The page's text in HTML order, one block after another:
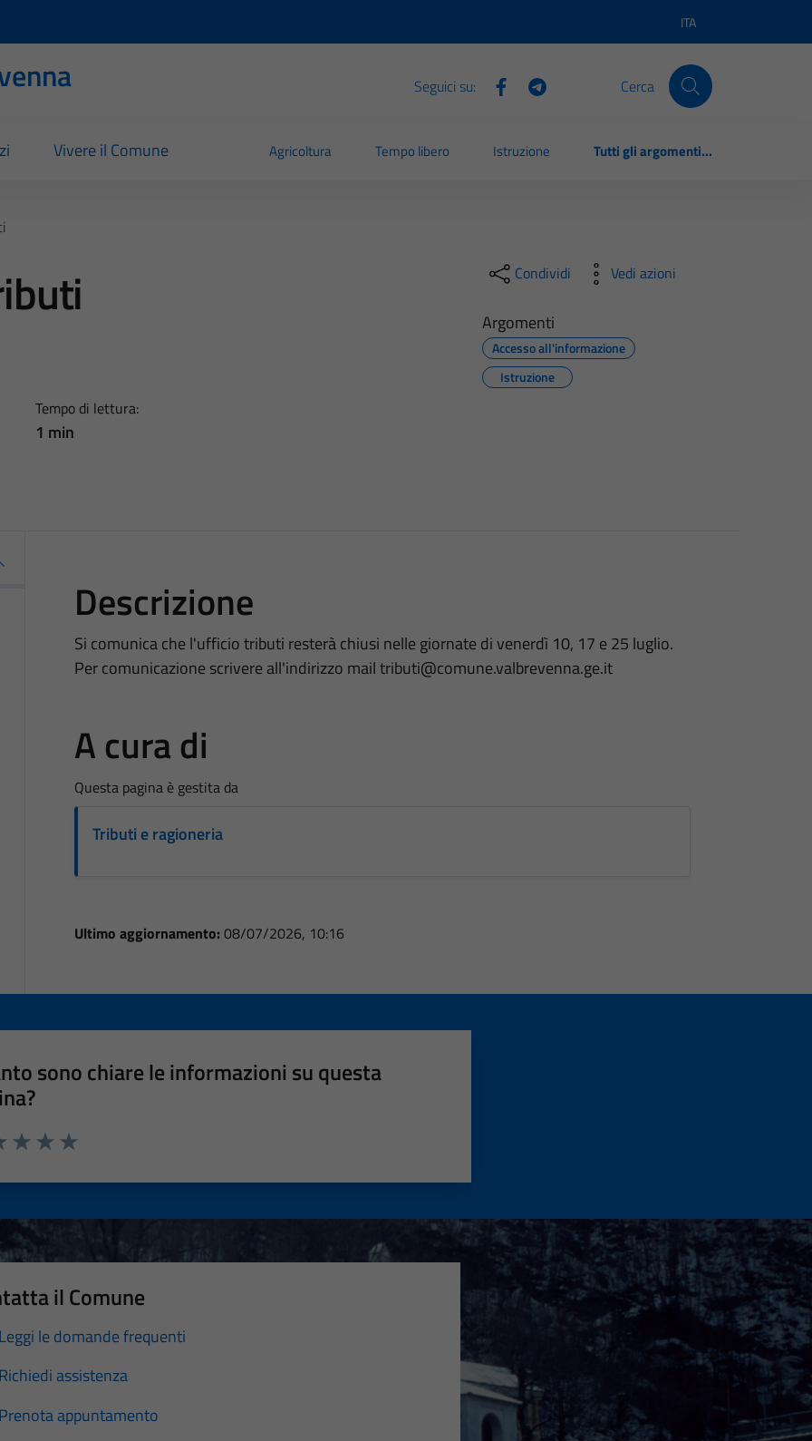
Lingua attiva:
ITA
Seguici su: Cerca
Vivere il Comune Agricoltura Tempo libero Istruzione Tutti gli argomenti...
Tempo di lettura:
1 min
Condividi Vedi azioni
Argomenti
Accesso all'informazione
Istruzione
Descrizione
Si comunica che l'ufficio tributi resterà chiusi nelle giornate di venerdì 10, 17 e 25 luglio.
Per comunicazione scrivere all'indirizzo mail tributi@comune.valbrevenna.ge.it
A cura di
Questa pagina è gestita da
Tributi e ragioneria
Ultimo aggiornamento: 08/07/2026, 10:16
sono chiare le informazioni su questa
il Comune
Leggi le domande frequenti
Richiedi assistenza
Prenota appuntamento